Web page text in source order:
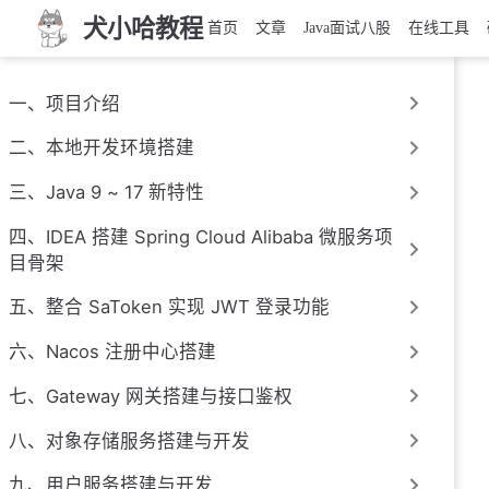
犬小哈教程 首页 文章 Java面试八股 在线工具
一、项目介绍
二、本地开发环境搭建
三、Java 9 ~ 17 新特性
四、IDEA 搭建 Spring Cloud Alibaba 微服务项
目骨架
五、整合 SaToken 实现 JWT 登录功能
六、Nacos 注册中心搭建
七、Gateway 网关搭建与接口鉴权
八、对象存储服务搭建与开发